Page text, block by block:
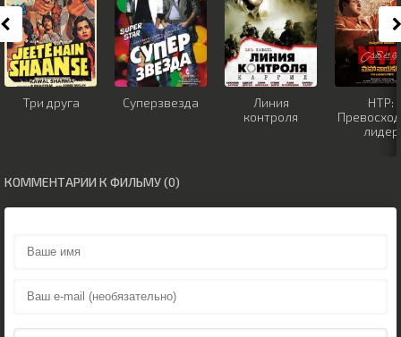
Три друга Суперзвезда
Линия
контроля
НТР:
лидер
КОММЕНТАРИИ К ФИЛЬМУ (0)